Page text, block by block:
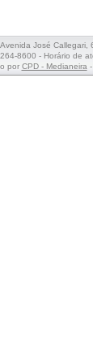
José Callegari,
8600 - Horário de
por CPD - Medianeira-